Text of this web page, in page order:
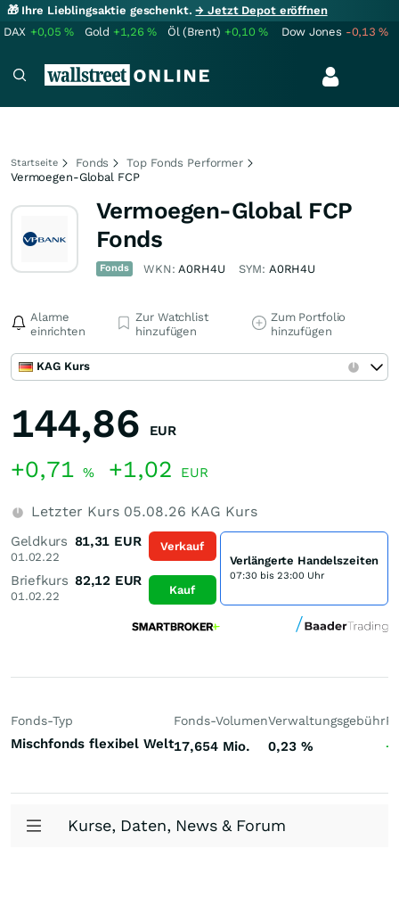
🎁 Ihre Lieblingsaktie geschenkt.→ Jetzt Depot eröffnen
DAX +0,05% Gold +1,26% Öl (Brent) +0,10% Dow Jones -0,13%
Startseite Fonds
Top Fonds Performer
Vermoegen-Global FCP
Vermoegen-Global FCP
Fonds
Fonds WKN:A0RH4U SYM: A0RH4U
Alarme
einrichten
Zur Watchlist
hinzufügen
Zum Portfolio
hinzufügen
KAG Kurs
144,86 EUR
+0,71 % +1,02 EUR
Letzter Kurs 05.08.26 KAG Kurs
Geldkurs
01.02.22
81,31 EUR
Briefkurs
01.02.22
82,12 EUR
Verkauf
Kauf
Verlängerte Handelszeiten
07:30 bis 23:00 Uhr
Fonds-Typ
Mischfonds flexibel Welt
Fonds-Volumen
17,654 Mio.
Verwaltungsgebühr
0,23 %
Kurse, Daten, News & Forum